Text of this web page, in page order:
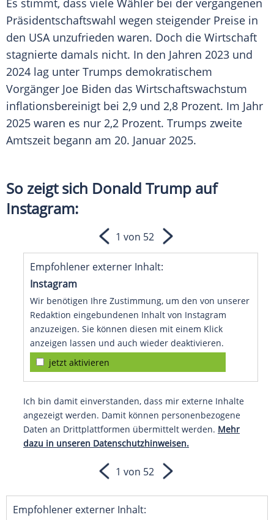
Es stimmt, dass viele Wähler bei der vergangenen
Präsidentschaftswahl wegen steigender Preise in
den USA unzufrieden waren. Doch die Wirtschaft
stagnierte damals nicht. In den Jahren 2023 und
2024 lag unter Trumps demokratischem
Vorgänger Joe Biden das Wirtschaftswachstum
inflationsbereinigt bei 2,9 und 2,8 Prozent. Im Jahr
2025 waren es nur 2,2 Prozent. Trumps zweite
Amtszeit begann am 20. Januar 2025.
So zeigt sich Donald Trump auf
Instagram:
Empfohlener externer Inhalt:
Instagram
Wir benötigen Ihre Zustimmung, um den von unserer
Redaktion eingebundenen Inhalt von Instagram
anzuzeigen. Sie können diesen mit einem Klick
anzeigen lassen und auch wieder deaktivieren.
jetzt aktivieren
Ich bin damit einverstanden, dass mir externe Inhalte
angezeigt werden. Damit können personenbezogene
Daten an Drittplattformen übermittelt werden. Mehr
dazu in unseren Datenschutzhinweisen.
1 von 52
1 von 52
Empfohlener externer Inhalt: